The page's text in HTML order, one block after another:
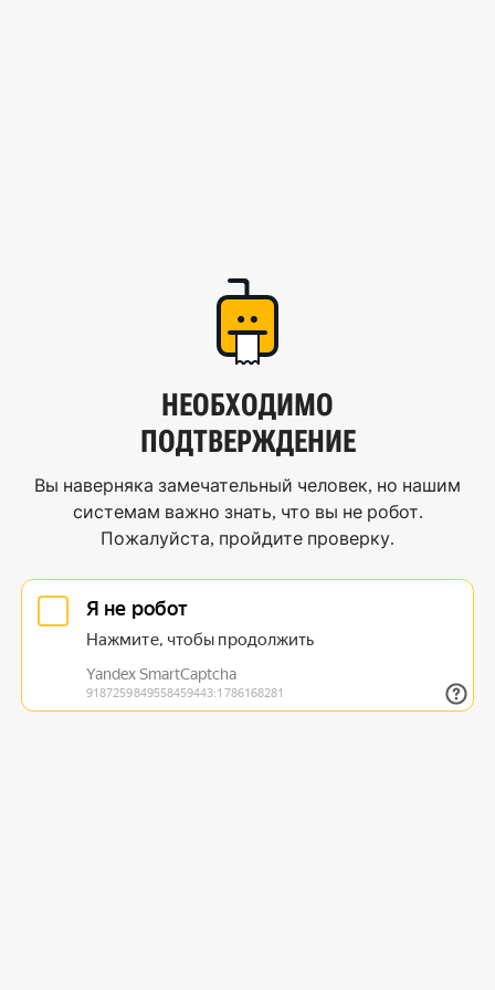
НЕОБХОДИМО
ПОДТВЕРЖДЕНИЕ
Вы наверняка замечательный человек, но нашим
системам важно знать, что вы не робот.
Пожалуйста, пройдите проверку.